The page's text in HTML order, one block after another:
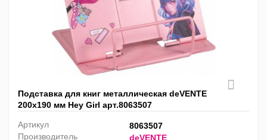
Подставка для книг металлическая deVENTE
200х190 мм Hey Girl арт.8063507
Артикул
8063507
Производитель
deVENTE